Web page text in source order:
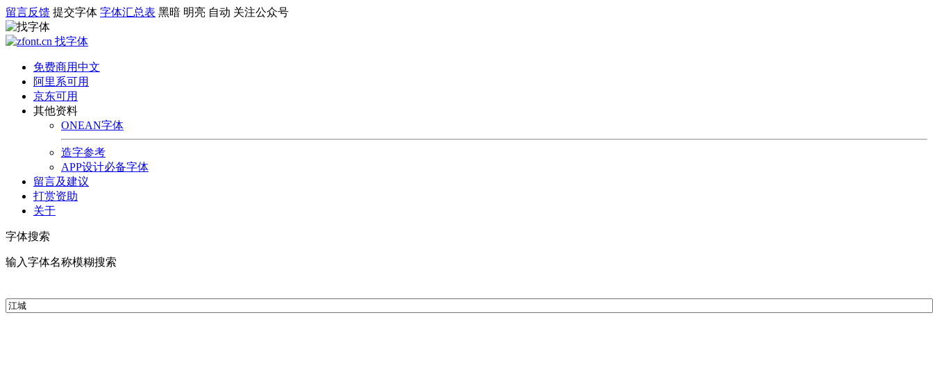
留言反馈 提交字体 字体汇总表 黑暗 明亮 自动 关注公众号
免费商用中文
阿里系可用
京东可用
其他资料
ONEAN字体
造字参考
APP设计必备字体
留言及建议
打赏资助
关于
字体搜索
输入字体名称模糊搜索